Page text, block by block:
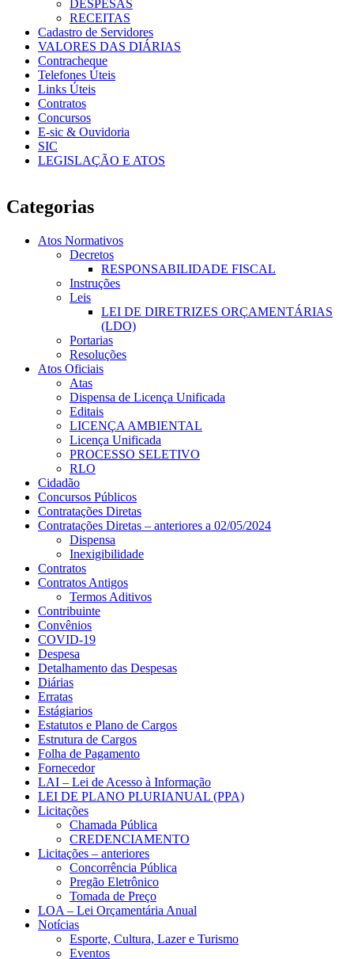
DESPESAS
RECEITAS
Cadastro de Servidores
VALORES DAS DIÁRIAS
Contracheque
Telefones Úteis
Links Úteis
Contratos
Concursos
E-sic & Ouvidoria
SIC
LEGISLAÇÃO E ATOS
Categorias
Atos Normativos
Decretos
RESPONSABILIDADE FISCAL
Instruções
Leis
LEI DE DIRETRIZES ORÇAMENTÁRIAS
(LDO)
Portarias
Resoluções
Atos Oficiais
Atas
Dispensa de Licença Unificada
Editais
LICENÇA AMBIENTAL
Licença Unificada
PROCESSO SELETIVO
RLO
Cidadão
Concursos Públicos
Contratações Diretas
Contratações Diretas – anteriores a 02/05/2024
Dispensa
Inexigibilidade
Contratos
Contratos Antigos
Termos Aditivos
Contribuinte
Convênios
COVID-19
Despesa
Detalhamento das Despesas
Diárias
Erratas
Estágiarios
Estatutos e Plano de Cargos
Estrutura de Cargos
Folha de Pagamento
Fornecedor
LAI – Lei de Acesso à Informação
LEI DE PLANO PLURIANUAL (PPA)
Licitações
Chamada Pública
CREDENCIAMENTO
Licitações – anteriores
Concorrência Pública
Pregão Eletrônico
Tomada de Preço
LOA – Lei Orçamentária Anual
Notícias
Esporte, Cultura, Lazer e Turismo
Eventos